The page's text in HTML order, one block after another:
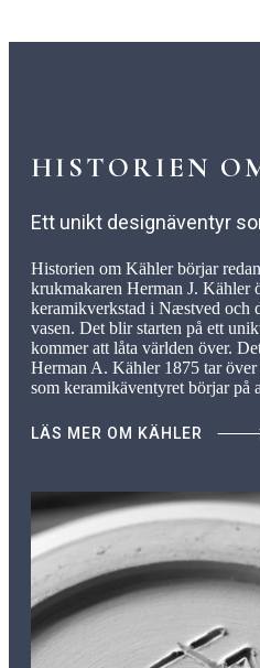
HISTORIEN
Ett unikt designäventyr
Historien om Kähler börjar
krukmakaren Herman J. Kähler
keramikverkstad i Næstved och
vasen. Det blir starten på ett
kommer att låta världen över.
Herman A. Kähler 1875 tar över
som keramikäventyret börjar på
LÄS MER OM KÄHLER